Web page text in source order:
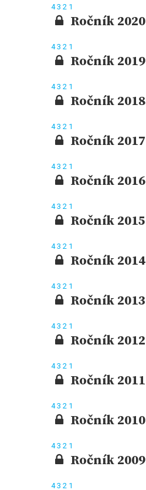
43 2 1
Ročník 2020
43 2 1
Ročník 2019
43 2 1
Ročník 2018
43 2 1
Ročník 2017
43 2 1
Ročník 2016
43 2 1
Ročník 2015
43 2 1
Ročník 2014
43 2 1
Ročník 2013
43 2 1
Ročník 2012
43 2 1
Ročník 2011
43 2 1
Ročník 2010
43 2 1
Ročník 2009
43 2 1